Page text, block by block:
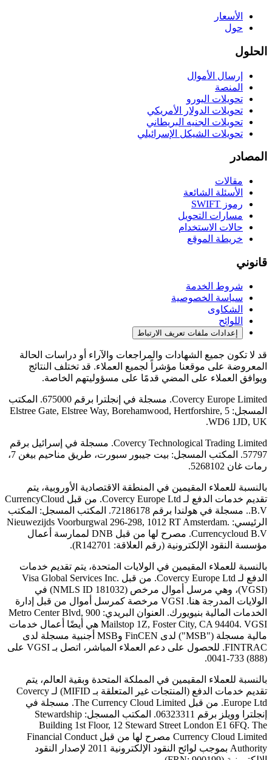
الأسعار
حول
الحلول
إرسال الأموال
المنصة
تحويلات اليورو
تحويلات الدولار الأمريكي
تحويلات الجنيه البريطاني
تحويلات الشيكل الإسرائيلي
المصادر
مقالات
الأسئلة الشائعة
رموز SWIFT
مسارات التحويل
حالات الاستخدام
خريطة الموقع
قانوني
شروط الخدمة
سياسة الخصوصية
الشكاوى
اللوائح
إعدادات ملفات تعريف الارتباط
قد لا تكون جميع الشهادات والمراجعات والآراء أو دراسات الحالة
المعروضة على موقعنا مؤشراً لجميع العملاء. قد تختلف النتائج
ويوافق العملاء على المضي قدمًا على مسؤوليتهم الخاصة.
Covercy Europe Limited. مسجلة في إنجلترا برقم 675000. المكتب
المسجل: 5 Elstree Gate, Elstree Way, Borehamwood, Hertforshire,
WD6 1JD, UK.
Covercy Technological Trading Limited. مسجلة في إسرائيل برقم
57797. المكتب المسجل: بيت جيبور سبورت، طريق مناحيم بيغن 7،
رمات غان 5268102.
بالنسبة للعملاء المقيمين في المنطقة الاقتصادية الأوروبية، يتم
تقديم خدمات الدفع لـ Covercy Europe Ltd. من قبل CurrencyCloud
B.V.. مسجلة في هولندا برقم 72186178. المكتب المسجل: المكتب
الرئيسي: Nieuwezijds Voorburgwal 296-298, 1012 RT Amsterdam.
Currencycloud B.V. مصرح لها من قبل DNB لممارسة أعمال
مؤسسة النقود الإلكترونية (رقم العلاقة: R142701).
بالنسبة للعملاء المقيمين في الولايات المتحدة، يتم تقديم خدمات
الدفع لـ Covercy Europe Ltd. من قبل Visa Global Services Inc.
(VGSI)، وهي مرسل أموال مرخص (NMLS ID 181032) في
الولايات المدرجة هنا. VGSI مرخصة كمرسل أموال من قبل إدارة
الخدمات المالية بنيويورك. العنوان البريدي: 900 Metro Center Blvd,
Mailstop 1Z, Foster City, CA 94404. VGSI هي أيضًا أعمال خدمات
مالية مسجلة ("MSB") لدى FinCEN وMSB أجنبية مسجلة لدى
FINTRAC. للحصول على دعم العملاء المباشر، اتصل بـ VGSI على
(888) 733-0041.
بالنسبة للعملاء المقيمين في المملكة المتحدة وبقية العالم، يتم
تقديم خدمات الدفع (المنتجات غير المتعلقة بـ MIFID) لـ Covercy
Europe Ltd. من قبل The Currency Cloud Limited. مسجلة في
إنجلترا وويلز برقم 06323311. المكتب المسجل: Stewardship
Building 1st Floor, 12 Steward Street London E1 6FQ. The
Currency Cloud Limited مصرح لها من قبل Financial Conduct
Authority بموجب لوائح النقود الإلكترونية 2011 لإصدار النقود